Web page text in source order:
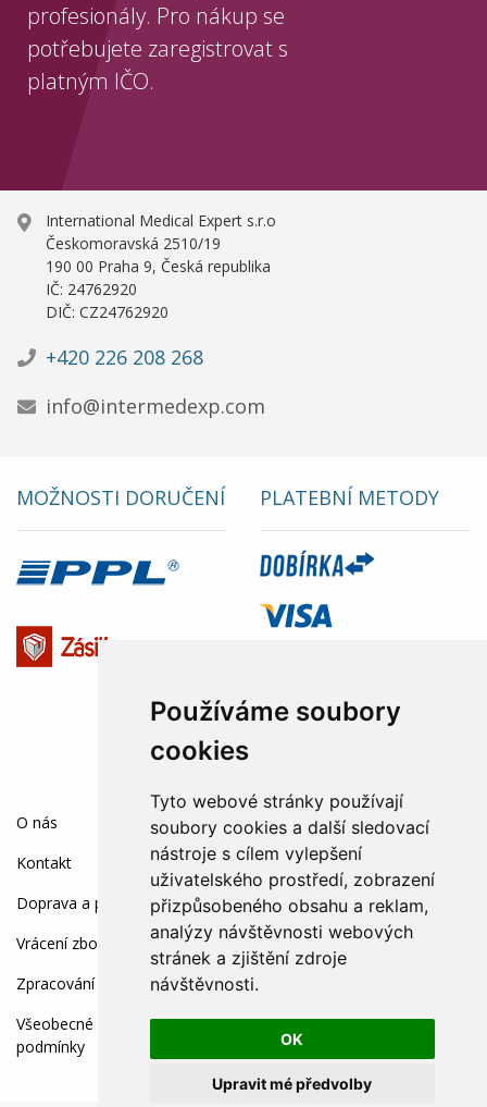
Používáme soubory
cookies
Tyto webové stránky používají
soubory cookies a další sledovací
nástroje s cílem vylepšení
uživatelského prostředí, zobrazení
přizpůsobeného obsahu a reklam,
analýzy návštěvnosti webových
stránek a zjištění zdroje
návštěvnosti.
OK
Upravit mé předvolby
profesionály. Pro nákup se
potřebujete zaregistrovat s
platným IČO.
International Medical Expert s.r.o
Českomoravská 2510/19
190 00 Praha 9, Česká republika
IČ: 24762920
DIČ: CZ24762920
+420 226 208 268
info@intermedexp.com
MOŽNOSTI DORUČENÍ PLATEBNÍ METODY
O nás
Kontakt
Doprava a platba
Vrácení zboží a reklamace
Zpracování osobních údajů
Všeobecné obchodní
podmínky
SOCIÁLNÍ SÍTĚ: